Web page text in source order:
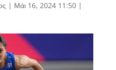
| Μάι 16, 2024 11:50|